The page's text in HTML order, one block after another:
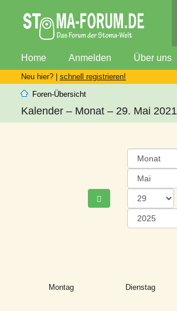
Home Anmelden Über uns
Neu hier? | schnell registrieren!
Foren-Übersicht
Kalender – Monat – 29. Mai 2021
Montag Dienstag